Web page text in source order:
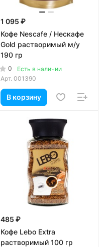
1 095 ₽
Кофе Nescafe / Нескафе
Gold растворимый м/у
190 гр
0
Есть в наличии
Арт. 001390
В корзину
485 ₽
Кофе Lebo Extra
растворимый 100 гр